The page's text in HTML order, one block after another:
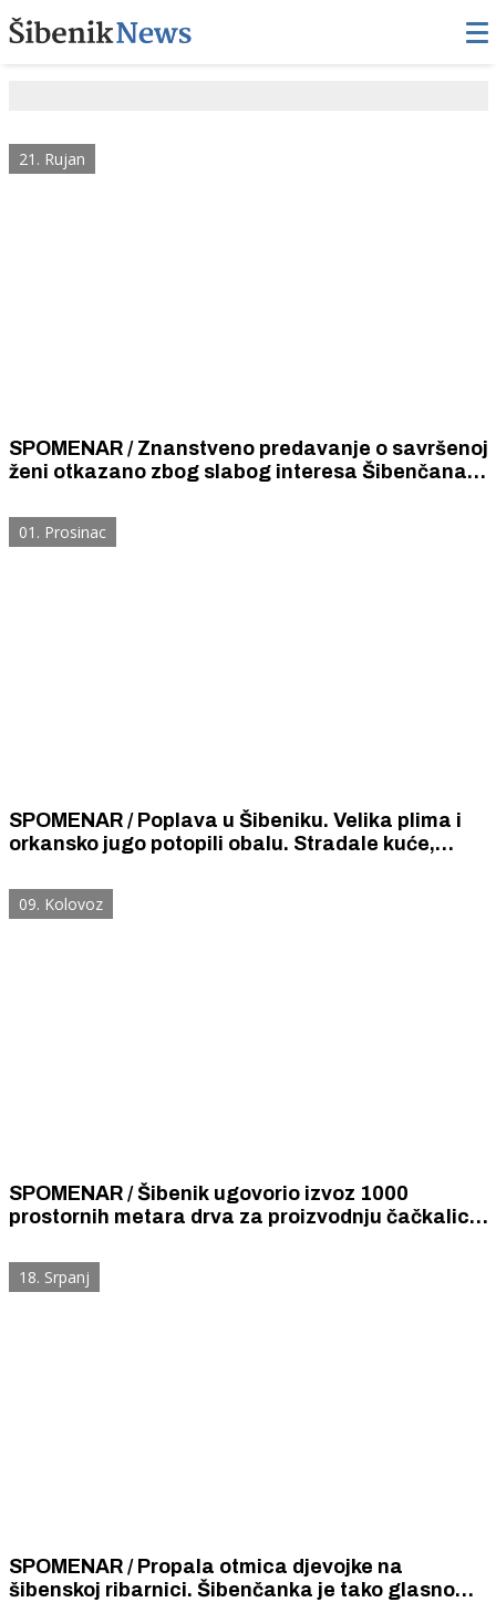
21. Rujan
SPOMENAR / Znanstveno predavanje o savršenoj
ženi otkazano zbog slabog interesa Šibenčana i
01. Prosinac
SPOMENAR / Poplava u Šibeniku. Velika plima i
orkansko jugo potopili obalu. Stradale kuće,
09. Kolovoz
SPOMENAR / Šibenik ugovorio izvoz 1000
prostornih metara drva za proizvodnju čačkalica
do kraja mjeseca.
18. Srpanj
SPOMENAR / Propala otmica djevojke na
šibenskoj ribarnici. Šibenčanka je tako glasno